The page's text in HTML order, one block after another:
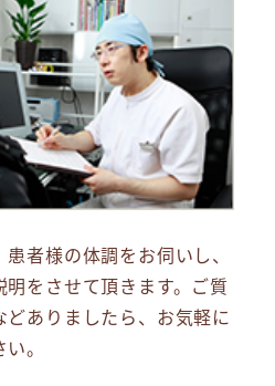
者様の体調をお伺いし、
明をさせて頂きます。ご質
どありましたら、お気軽に
。